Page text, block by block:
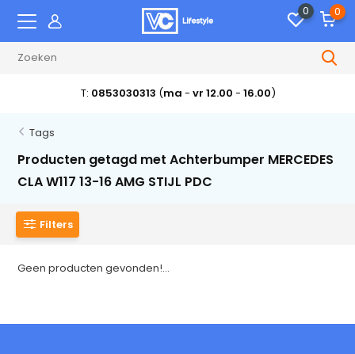
0 0
T: 0853030313 (ma - vr 12.00 - 16.00)
Tags
Producten getagd met Achterbumper MERCEDES
CLA W117 13-16 AMG STIJL PDC
Filters
Geen producten gevonden!...